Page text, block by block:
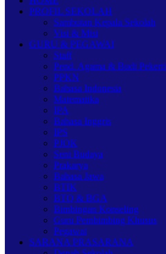
PROFIL SEKOLAH
Sambutan Kepala Sekolah
Visi & Misi
GURU & PEGAWAI
Staff
Pend. Agama & Budi Pekerti
PPKN
Bahasa Indonesia
Matematika
IPA
Bahasa Inggris
IPS
PJOK
Seni Budaya
Prakarya
Bahasa Jawa
BTIK
BTQ & BGA
Bimbingan Konseling
Guru Pembimbing Khusus
Pegawai
SARANA PRASARANA